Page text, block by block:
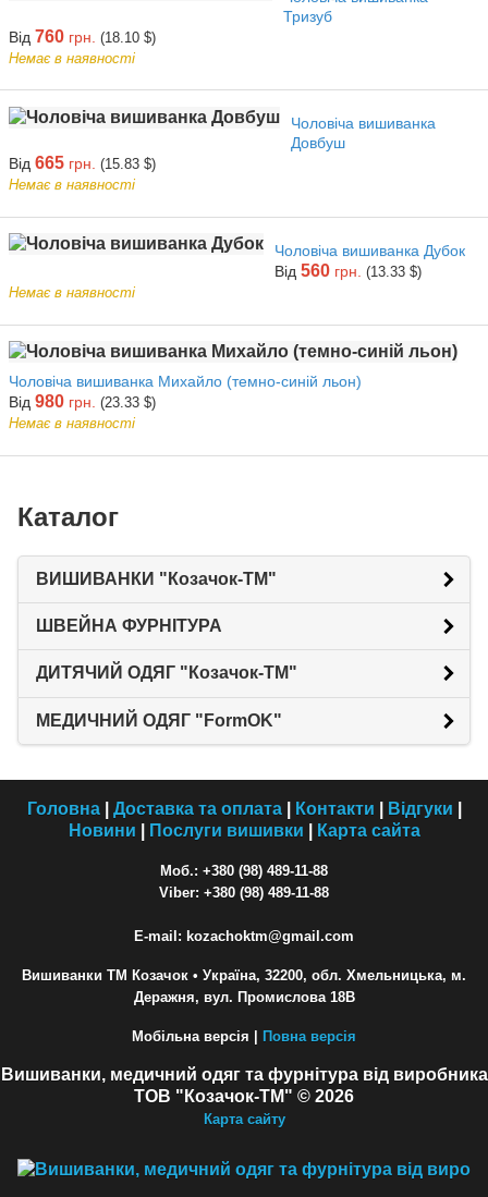
Тризуб
Від 760 грн. (18.10 $)
Немає в наявності
Чоловіча вишиванка
Довбуш
Від 665 грн. (15.83 $)
Немає в наявності
Чоловіча вишиванка Дубок
Від 560 грн. (13.33 $)
Немає в наявності
Чоловіча вишиванка Михайло (темно-синій льон)
Від 980 грн. (23.33 $)
Немає в наявності
Каталог
ВИШИВАНКИ "Козачок-ТМ"
ШВЕЙНА ФУРНІТУРА
ДИТЯЧИЙ ОДЯГ "Козачок-ТМ"
МЕДИЧНИЙ ОДЯГ "FormOK"
Головна| Доставка та оплата| Контакти Відгуки
Новини
Послуги вишивки Карта сайта
Моб.: +380 (98) 489-11-88
Viber: +380 (98) 489-11-88
E-mail: kozachoktm@gmail.com
Вишиванки ТМ Козачок • Україна, 32200, обл. Хмельницька, м.
Деражня, вул. Промислова 18В
Мобільна версія | Повна версія
Вишиванки, медичний одяг та фурнітура від виробника
ТОВ "Козачок-ТМ" © 2026
Карта сайту